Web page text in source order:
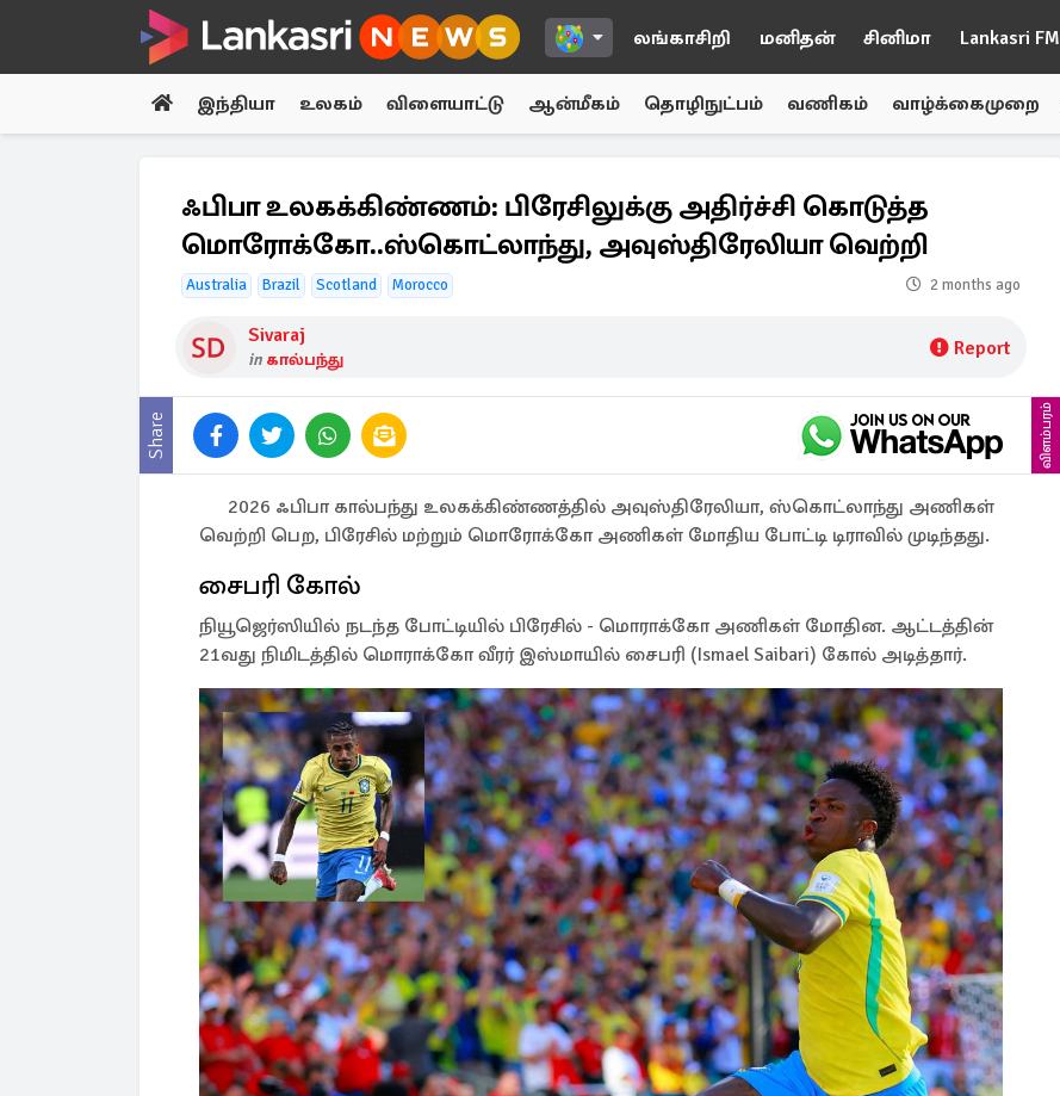
லங்காசிறி மனிதன் சினிமா Lankasri FM
இந்தியா உலகம் விளையாட்டு ஆன்மீகம் தொழிநுட்பம் வணிகம் வாழ்க்கைமுறை
ஃபிபா உலகக்கிண்ணம்: பிரேசிலுக்கு அதிர்ச்சி கொடுத்த
மொரோக்கோ..ஸ்கொட்லாந்து, அவுஸ்திரேலியா வெற்றி
Australia Brazil Scotland Morocco 2 months ago
Sivaraj
in கால்பந்து Report
Share விளம்பரம்
2026 ஃபிபா கால்பந்து உலகக்கிண்ணத்தில் அவுஸ்திரேலியா, ஸ்கொட்லாந்து அணிகள்
வெற்றி பெற, பிரேசில் மற்றும் மொரோக்கோ அணிகள் மோதிய போட்டி டிராவில் முடிந்தது.
சைபரி கோல்
நியூஜெர்ஸியில் நடந்த போட்டியில் பிரேசில் - மொராக்கோ அணிகள் மோதின. ஆட்டத்தின்
21வது நிமிடத்தில் மொராக்கோ வீரர் இஸ்மாயில் சைபரி (Ismael Saibari) கோல் அடித்தார்.